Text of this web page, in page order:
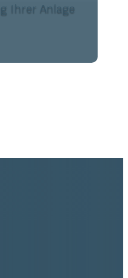
Ihrer Anlage